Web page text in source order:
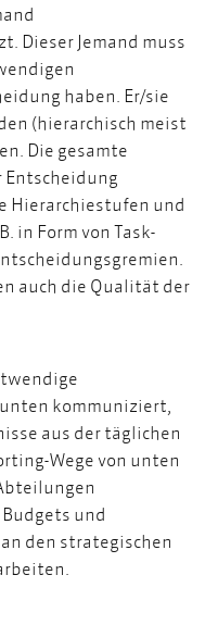
Dieser Jemand muss
haben. Er/sie
(hierarchisch meist
Die gesamte
Entscheidung
Hierarchiestufen und
in Form von Task-
auch die Qualität der
kommuniziert,
aus der täglichen
Wege von unten
und
den strategischen